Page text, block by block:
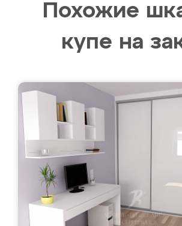
Похожие
купе на